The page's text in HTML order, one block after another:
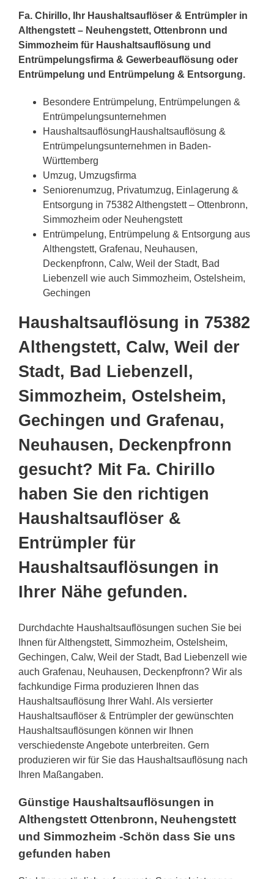
Fa. Chirillo, Ihr Haushaltsauflöser & Entrümpler in
Althengstett – Neuhengstett, Ottenbronn und
Simmozheim für Haushaltsauflösung und
Entrümpelungsfirma & Gewerbeauflösung oder
Entrümpelung und Entrümpelung & Entsorgung.
Besondere Entrümpelung, Entrümpelungen &
Entrümpelungsunternehmen
HaushaltsauflösungHaushaltsauflösung &
Entrümpelungsunternehmen in Baden-
Württemberg
Umzug, Umzugsfirma
Seniorenumzug, Privatumzug, Einlagerung &
Entsorgung in 75382 Althengstett – Ottenbronn,
Simmozheim oder Neuhengstett
Entrümpelung, Entrümpelung & Entsorgung aus
Althengstett, Grafenau, Neuhausen,
Deckenpfronn, Calw, Weil der Stadt, Bad
Liebenzell wie auch Simmozheim, Ostelsheim,
Gechingen
Haushaltsauflösung in 75382
Althengstett, Calw, Weil der
Stadt, Bad Liebenzell,
Simmozheim, Ostelsheim,
Gechingen und Grafenau,
Neuhausen, Deckenpfronn
gesucht? Mit Fa. Chirillo
haben Sie den richtigen
Haushaltsauflöser &
Entrümpler für
Haushaltsauflösungen in
Ihrer Nähe gefunden.
Durchdachte Haushaltsauflösungen suchen Sie bei
Ihnen für Althengstett, Simmozheim, Ostelsheim,
Gechingen, Calw, Weil der Stadt, Bad Liebenzell wie
auch Grafenau, Neuhausen, Deckenpfronn? Wir als
fachkundige Firma produzieren Ihnen das
Haushaltsauflösung Ihrer Wahl. Als versierter
Haushaltsauflöser & Entrümpler der gewünschten
Haushaltsauflösungen können wir Ihnen
verschiedenste Angebote unterbreiten. Gern
produzieren wir für Sie das Haushaltsauflösung nach
Ihren Maßangaben.
Günstige Haushaltsauflösungen in
Althengstett Ottenbronn, Neuhengstett
und Simmozheim -Schön dass Sie uns
gefunden haben